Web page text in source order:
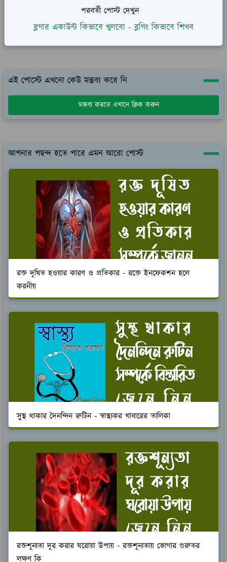
পরবর্তী পোস্ট দেখুন
ব্লগার একাউন্ট কিভাবে খুলবো - ব্লগিং কিভাবে শিখব
এই পোস্টে এখনো কেউ মন্তব্য করে নি
মন্তব্য করতে এখানে ক্লিক করুন
আপনার পছন্দ হতে পারে এমন আরো পোস্ট
রক্ত দূষিত হওয়ার কারণ ও প্রতিকার - রক্তে ইনফেকশন হলে
করনীয়
সুস্থ থাকার দৈনন্দিন রুটিন - স্বাস্থ্যকর খাবারের তালিকা
রক্তশূন্যতা দূর করার ঘরোয়া উপায় - রক্তশূন্যতায় ভোগার গুরুতর
লক্ষণ কি